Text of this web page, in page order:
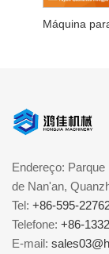
Endereço:
de Nan'an,
Tel: +86-595-
Telefone: +86-
E-mail: